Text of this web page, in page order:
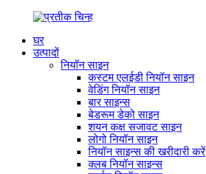
घर
उत्पादों
नियॉन साइन
कस्टम एलईडी नियॉन साइन
वेडिंग नियॉन साइन
बार साइन्स
बेडरूम डेको साइन
शयन कक्ष सजावट साइन
लोगो नियॉन साइन
नियॉन साइन्स की खरीदारी करें
क्लब नियॉन साइन्स